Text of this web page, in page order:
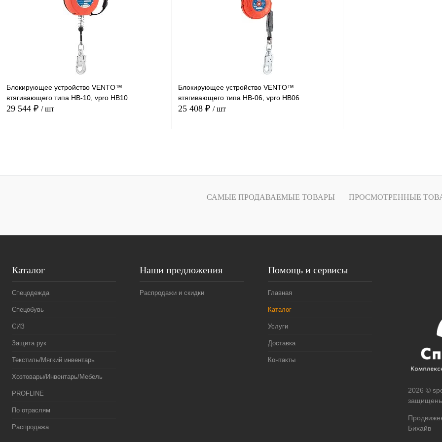
Купить в
В избранное
Купить в
Блокирующее устройство VENTO™
втягивающего типа НВ-10, vpro HB10
29 544 ₽ / шт
Купить в
Сравнение
Блокирующее устройство VENTO™
втягивающего типа НВ-06, vpro HB06
25 408 ₽ / шт
Купить в
Сравнение
В избранное
В
САМЫЕ ПРОДАВАЕМЫЕ ТОВАРЫ ПРОСМОТРЕННЫЕ
Каталог
Спецодежда
Спецобувь
СИЗ
Защита рук
Текстиль/Мягкий инвентарь
Хозтовары/Инвентарь/Мебель
PROFLINE
По отраслям
Распродажа
Наши предложения
Распродажи и скидки
Помощь и сервисы
Главная
Каталог
Услуги
Доставка
Контакты
2026 ©
Бихайв